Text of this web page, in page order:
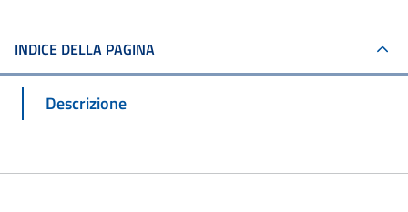
INDICE DELLA PAGINA
Descrizione